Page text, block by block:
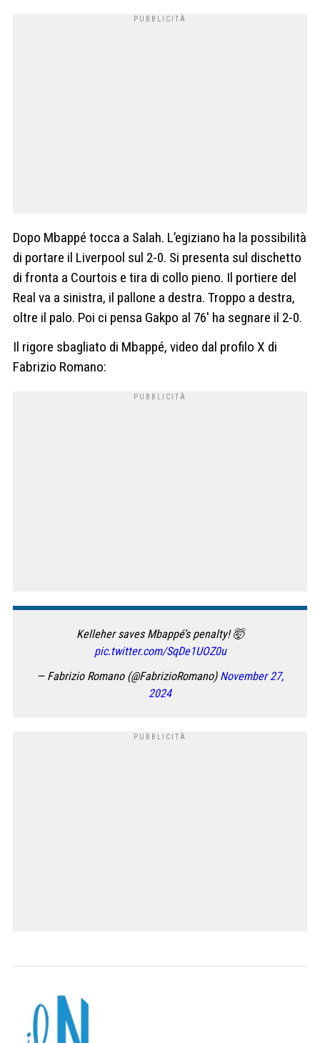
Dopo Mbappé tocca a Salah. L’egiziano ha la possibilità
di portare il Liverpool sul 2-0. Si presenta sul dischetto
di fronta a Courtois e tira di collo pieno. Il portiere del
Real va a sinistra, il pallone a destra. Troppo a destra,
oltre il palo. Poi ci pensa Gakpo al 76′ ha segnare il 2-0.
Il rigore sbagliato di Mbappé, video dal profilo X di
Fabrizio Romano:
Kelleher saves Mbappé’s penalty! 🤯
pic.twitter.com/SqDe1UOZ0u
— Fabrizio Romano (@FabrizioRomano) November 27,
2024